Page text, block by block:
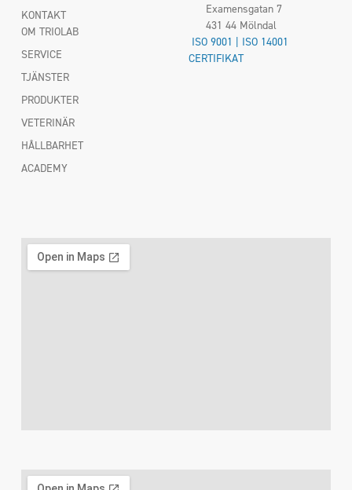
KONTAKT
OM TRIOLAB
SERVICE
TJÄNSTER
PRODUKTER
VETERINÄR
HÅLLBARHET
ACADEMY
Examensgatan 7
431 44 Mölndal
ISO 9001 | ISO 14001
CERTIFIKAT